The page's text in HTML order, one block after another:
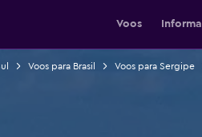
Voos
Voos para Brasil Voos para Sergipe